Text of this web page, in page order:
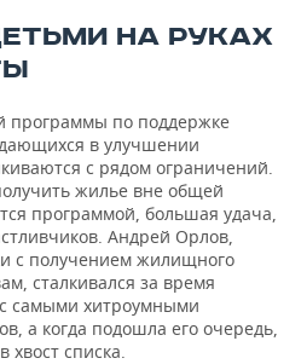
НА РУКАХ
программы по поддержке
в улучшении
с рядом ограничений.
жилье вне общей
программой, большая удача,
Андрей Орлов,
с получением жилищного
сталкивался за время
самыми хитроумными
а когда подошла его очередь,
хвост списка.